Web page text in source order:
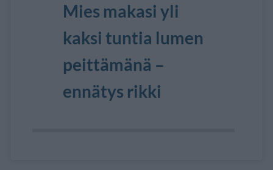
Mies makasi yli
kaksi tuntia lumen
peittämänä –
ennätys rikki